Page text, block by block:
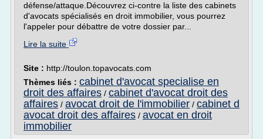
défense/attaque.Découvrez ci-contre la liste des cabinets
d'avocats spécialisés en droit immobilier, vous pourrez
l'appeler pour débattre de votre dossier par...
Lire la suite
Site : http://toulon.topavocats.com
Thèmes liés : cabinet d'avocat specialise en
droit des affaires / cabinet d'avocat droit des
affaires / avocat droit de l'immobilier / cabinet d
avocat droit des affaires / avocat en droit
immobilier